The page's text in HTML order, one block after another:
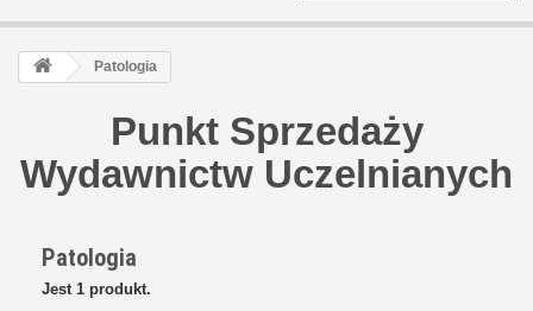
Patologia
Punkt Sprzedaży
Wydawnictw Uczelnianych
Patologia
Jest 1 produkt.